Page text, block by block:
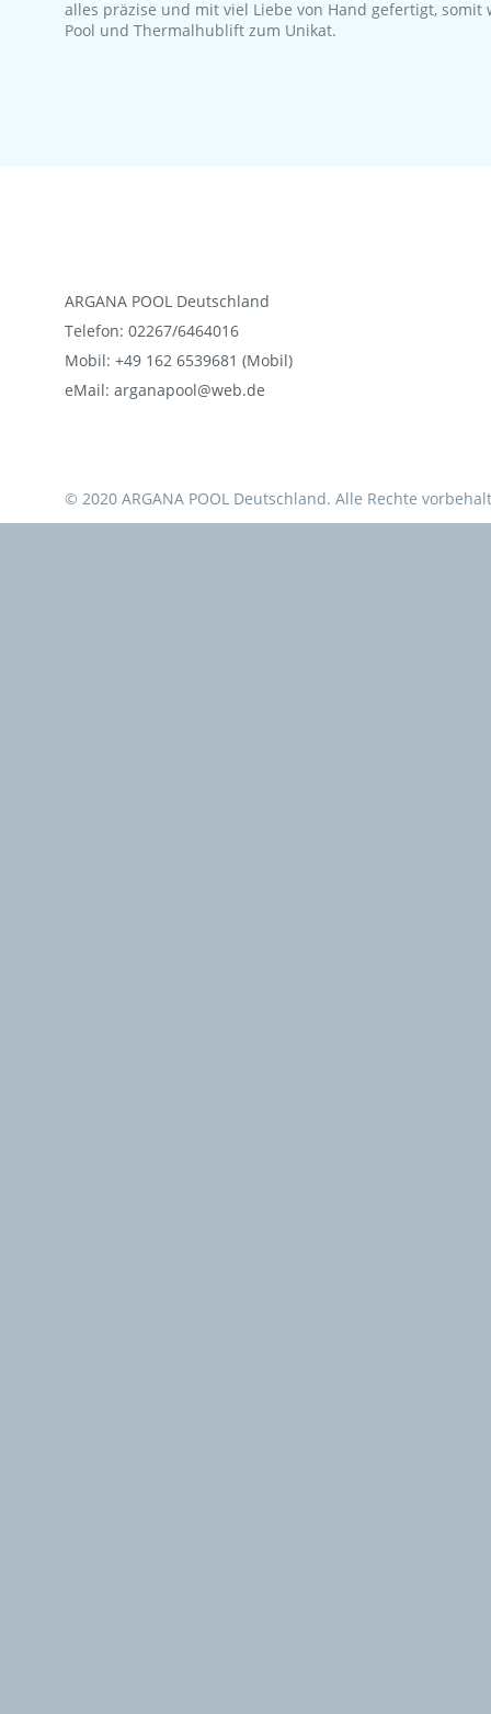
alles präzise und mit viel Liebe von Hand gefertigt, somit
Pool und Thermalhublift zum Unikat.
ARGANA POOL Deutschland
Telefon: 02267/6464016
Mobil: +49 162 6539681 (Mobil)
eMail: arganapool@web.de
© 2020 ARGANA POOL Deutschland. Alle Rechte